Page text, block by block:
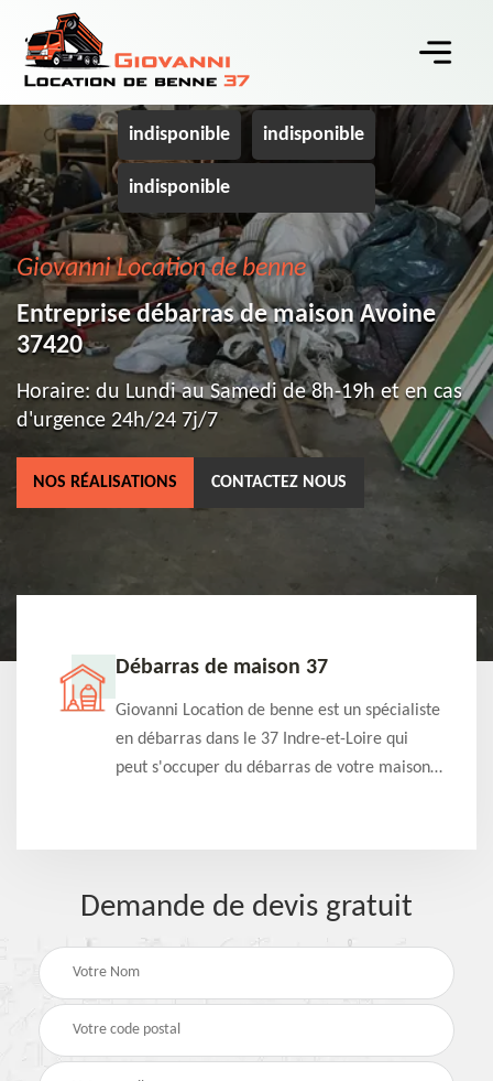
indisponible indisponible
indisponible
Giovanni Location de benne
Entreprise débarras de maison Avoine
37420
Horaire: du Lundi au Samedi de 8h-19h et en cas
d'urgence 24h/24 7j/7
NOS RÉALISATIONS CONTACTEZ NOUS
Débarras de maison 37
Giovanni Location de benne est un spécialiste
en débarras dans le 37 Indre-et-Loire qui
peut s'occuper du débarras de votre maison
Demande de devis gratuit